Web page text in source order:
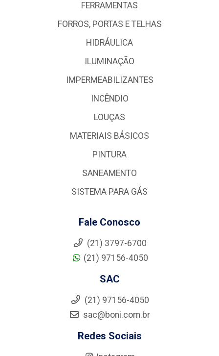
FERRAMENTAS
FORROS, PORTAS E TELHAS
HIDRÁULICA
ILUMINAÇÃO
IMPERMEABILIZANTES
INCÊNDIO
LOUÇAS
MATERIAIS BÁSICOS
PINTURA
SANEAMENTO
SISTEMA PARA GÁS
Fale Conosco
(21) 3797-6700
(21) 97156-4050
SAC
(21) 97156-4050
sac@boni.com.br
Redes Sociais